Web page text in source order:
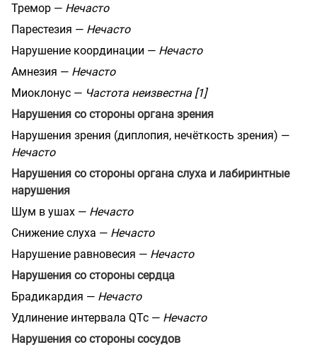
Тремор — Нечасто
Парестезия — Нечасто
Нарушение координации — Нечасто
Амнезия — Нечасто
Миоклонус — Частота неизвестна [1]
Нарушения со стороны органа зрения
Нарушения зрения (диплопия, нечёткость зрения) —
Нечасто
Нарушения со стороны органа слуха и лабиринтные
нарушения
Шум в ушах — Нечасто
Снижение слуха — Нечасто
Нарушение равновесия — Нечасто
Нарушения со стороны сердца
Брадикардия — Нечасто
Удлинение интервала QTc — Нечасто
Нарушения со стороны сосудов